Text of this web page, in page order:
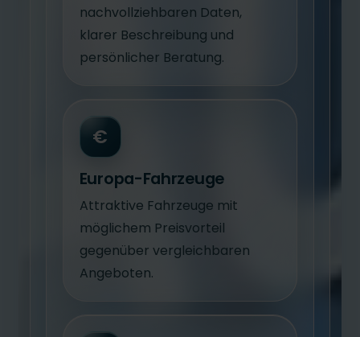
nachvollziehbaren Daten,
klarer Beschreibung und
persönlicher Beratung.
€
Europa-Fahrzeuge
Attraktive Fahrzeuge mit
möglichem Preisvorteil
gegenüber vergleichbaren
Angeboten.